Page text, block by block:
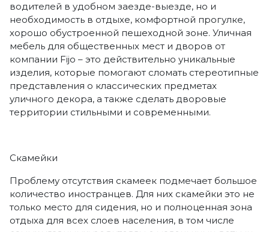
водителей в удобном заезде-выезде, но и
необходимость в отдыхе, комфортной прогулке,
хорошо обустроенной пешеходной зоне. Уличная
мебель для общественных мест и дворов от
компании Fijo – это действительно уникальные
изделия, которые помогают сломать стереотипные
представления о классических предметах
уличного декора, а также сделать дворовые
территории стильными и современными.
Скамейки
Проблему отсутствия скамеек подмечает большое
количество иностранцев. Для них скамейки это не
только место для сидения, но и полноценная зона
отдыха для всех слоев населения, в том числе